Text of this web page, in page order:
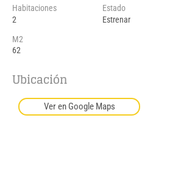
Habitaciones
2
Estado
Estrenar
M2
62
Ubicación
Ver en Google Maps